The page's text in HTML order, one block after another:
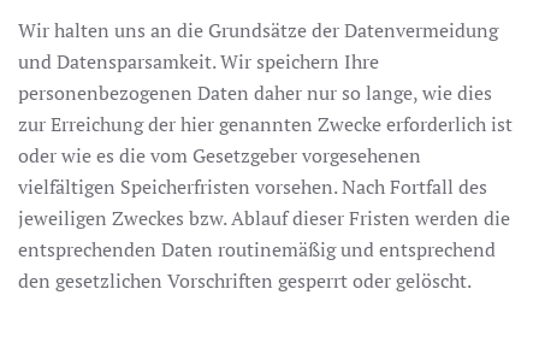
Wir halten uns an die Grundsätze der Datenvermeidung
und Datensparsamkeit. Wir speichern Ihre
personenbezogenen Daten daher nur so lange, wie dies
zur Erreichung der hier genannten Zwecke erforderlich ist
oder wie es die vom Gesetzgeber vorgesehenen
vielfältigen Speicherfristen vorsehen. Nach Fortfall des
jeweiligen Zweckes bzw. Ablauf dieser Fristen werden die
entsprechenden Daten routinemäßig und entsprechend
den gesetzlichen Vorschriften gesperrt oder gelöscht.